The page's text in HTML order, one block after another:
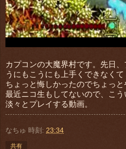
カプコンの大魔界村です。先日
うにもこうにも上手くできなくて
ちょっと悔しかったのでちょっと
最近ニコ生もしてないので、こう
淡々とプレイする動画。
なちゅ 時刻: 23:34
共有